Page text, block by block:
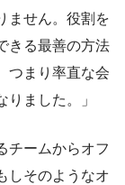
ません。役割を
きる最善の方法
つまり率直な会
ました。」
チームからオフ
しそのようなオ